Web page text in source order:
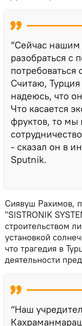
“Сейчас
разобраться с
потребоваться
Считаю,
надеюсь, что
Что касается
фруктов, то мы
- сказал он в
Sputnik.
Сиявуш Рахимов,
"SISTRONIK
строительством
установкой
что трагедия в
деятельности
“Наш